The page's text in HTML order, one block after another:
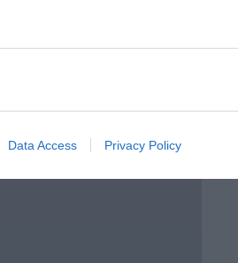
Data Access Privacy Policy